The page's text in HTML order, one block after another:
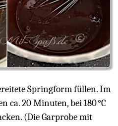
Springform füllen. Im
ca. 20 Minuten, bei 180 °C
(Die Garprobe mit